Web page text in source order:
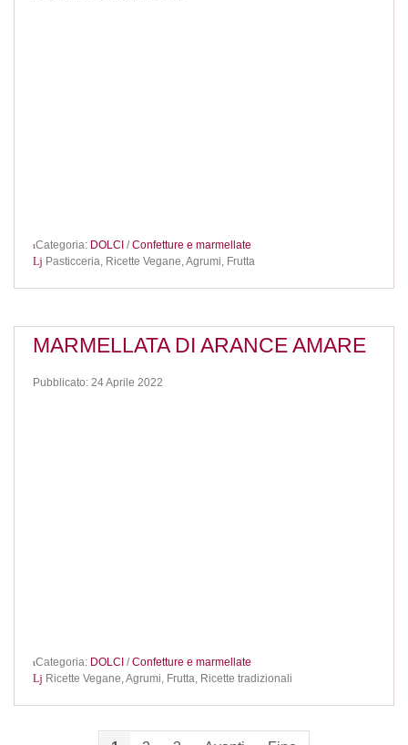
Categoria: DOLCI /Confetture e marmellate
Pasticceria, Ricette Vegane,Agrumi, Frutta
MARMELLATA DI ARANCE AMARE
Pubblicato: 24 Aprile 2022
Categoria: DOLCI /Confetture e marmellate
Ricette Vegane,Agrumi, Frutta, Ricette tradizionali